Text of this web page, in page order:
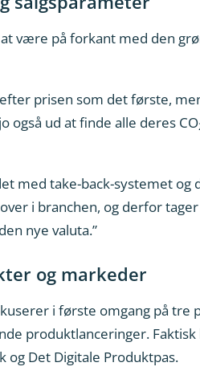
være på forkant med den
prisen som det første,
også ud at finde alle deres CO
med take-back-systemet
i branchen, og derfor
nye valuta.”
og markeder
i første omgang på
produktlanceringer.
og Det Digitale Produktpas.